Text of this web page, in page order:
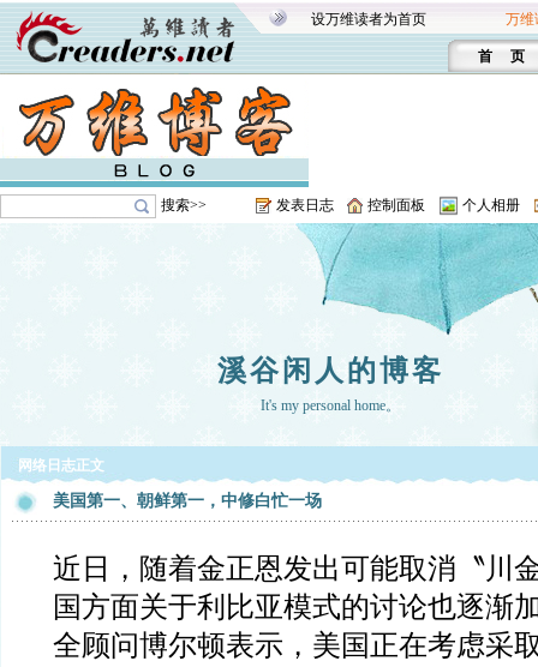
设万维读者为首页 万维
首 页
搜索>> 发表日志 控制面板 个人相册
溪谷闲人的博客
It's my personal home。
网络日志正文
美国第一、朝鲜第一，中修白忙一场
近日，随着金正恩发出可能取消〝川
国方面关于利比亚模式的讨论也逐渐
全顾问博尔顿表示，美国正在考虑采